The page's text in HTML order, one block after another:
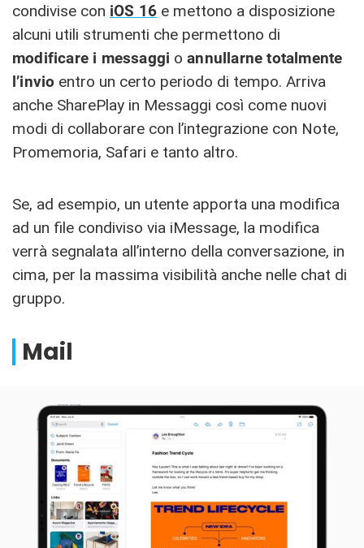
condivise con iOS 16 e mettono a disposizione
alcuni utili strumenti che permettono di
modificare i messaggi oannullarne totalmente
l’invio entro un certo periodo di tempo. Arriva
anche SharePlay in Messaggi così come nuovi
modi di collaborare con l’integrazione con Note,
Promemoria, Safari e tanto altro.
Se, ad esempio, un utente apporta una modifica
ad un file condiviso via iMessage, la modifica
verrà segnalata all’interno della conversazione, in
cima, per la massima visibilità anche nelle chat di
gruppo.
Mail